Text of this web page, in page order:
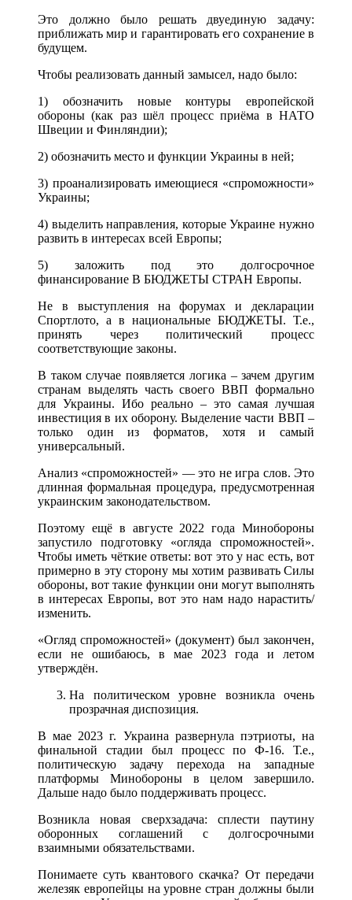
Это должно было решать двуединую задачу:
приближать мир и гарантировать его сохранение в
будущем.
Чтобы реализовать данный замысел, надо было:
1) обозначить новые контуры европейской
обороны (как раз шёл процесс приёма в НАТО
Швеции и Финляндии);
2) обозначить место и функции Украины в ней;
3) проанализировать имеющиеся «спроможности»
Украины;
4) выделить направления, которые Украине нужно
развить в интересах всей Европы;
5) заложить под это долгосрочное
финансирование В БЮДЖЕТЫ СТРАН Европы.
Не в выступления на форумах и декларации
Спортлото, а в национальные БЮДЖЕТЫ. Т.е.,
принять через политический процесс
соответствующие законы.
В таком случае появляется логика – зачем другим
странам выделять часть своего ВВП формально
для Украины. Ибо реально – это самая лучшая
инвестиция в их оборону. Выделение части ВВП –
только один из форматов, хотя и самый
универсальный.
Анализ «спроможностей» — это не игра слов. Это
длинная формальная процедура, предусмотренная
украинским законодательством.
Поэтому ещё в августе 2022 года Минобороны
запустило подготовку «огляда спроможностей».
Чтобы иметь чёткие ответы: вот это у нас есть, вот
примерно в эту сторону мы хотим развивать Силы
обороны, вот такие функции они могут выполнять
в интересах Европы, вот это нам надо нарастить/
изменить.
«Огляд спроможностей» (документ) был закончен,
если не ошибаюсь, в мае 2023 года и летом
утверждён.
На политическом уровне возникла очень
прозрачная диспозиция.
В мае 2023 г. Украина развернула пэтриоты, на
финальной стадии был процесс по Ф-16. Т.е.,
политическую задачу перехода на западные
платформы Минобороны в целом завершило.
Дальше надо было поддерживать процесс.
Возникла новая сверхзадача: сплести паутину
оборонных соглашений с долгосрочными
взаимными обязательствами.
Понимаете суть квантового скачка? От передачи
железяк европейцы на уровне стран должны были